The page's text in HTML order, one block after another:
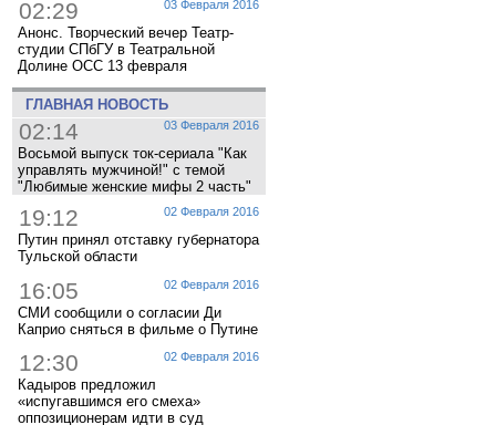
03 Февраля 2016
02:29
Анонс. Творческий вечер Театр-
студии СПбГУ в Театральной
Долине ОСС 13 февраля
ГЛАВНАЯ НОВОСТЬ
03 Февраля 2016
02:14
Восьмой выпуск ток-сериала "Как
управлять мужчиной!" с темой
"Любимые женские мифы 2 часть"
02 Февраля 2016
19:12
Путин принял отставку губернатора
Тульской области
02 Февраля 2016
16:05
СМИ сообщили о согласии Ди
Каприо сняться в фильме о Путине
02 Февраля 2016
12:30
Кадыров предложил
«испугавшимся его смеха»
оппозиционерам идти в суд